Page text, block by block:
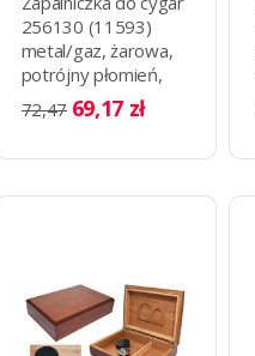
256130 (11593)
metal/gaz, żarowa,
potrójny płomień,
srebrna, puncher
72,47 69,17 zł